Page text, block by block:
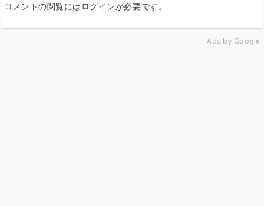
コメントの閲覧にはログインが必要です。
Ads by Google